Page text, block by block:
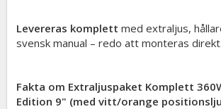
Levereras komplett med extraljus,
svensk manual – redo att monteras direkt.
Fakta om Extraljuspaket Komplett
Edition 9" (med vitt/orange